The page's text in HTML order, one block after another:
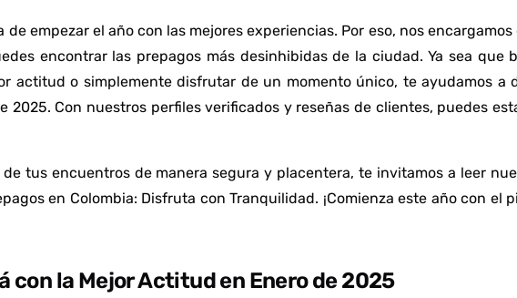
empezar el año con las mejores experiencias. Por eso, nos
encontrar las prepagos más desinhibidas de la ciudad. Ya sea que
actitud o simplemente disfrutar de un momento único, te ayudamos a
2025. Con nuestros perfiles verificados y reseñas de clientes, puedes
tus encuentros de manera segura y placentera, te invitamos a leer
en Colombia: Disfruta con Tranquilidad. ¡Comienza este año con el
con la Mejor Actitud en Enero de 2025